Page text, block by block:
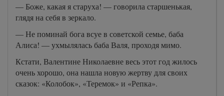
— Боже, какая я старуха! — говорила старшенькая,
глядя на себя в зеркало.
— Не поминай бога всуе в советской семье, баба
Алиса! — ухмылялась баба Валя, проходя мимо.
Кстати, Валентине Николаевне весь этот год жилось
очень хорошо, она нашла новую жертву для своих
сказок: «Колобок», «Теремок» и «Репка».